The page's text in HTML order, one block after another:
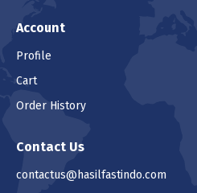
Account
Profile
Cart
Order History
Contact Us
contactus@hasilfastindo.com